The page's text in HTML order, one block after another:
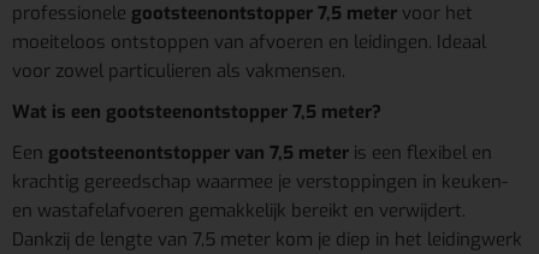
professionele gootsteenontstopper 7,5 meter voor het
moeiteloos ontstoppen van afvoeren en leidingen. Ideaal
voor zowel particulieren als vakmensen.
Wat is een gootsteenontstopper 7,5 meter?
Een gootsteenontstopper van 7,5 meter is een flexibel en
krachtig gereedschap waarmee je verstoppingen in keuken-
en wastafelafvoeren gemakkelijk bereikt en verwijdert.
Dankzij de lengte van 7,5 meter kom je diep in het leidingwerk